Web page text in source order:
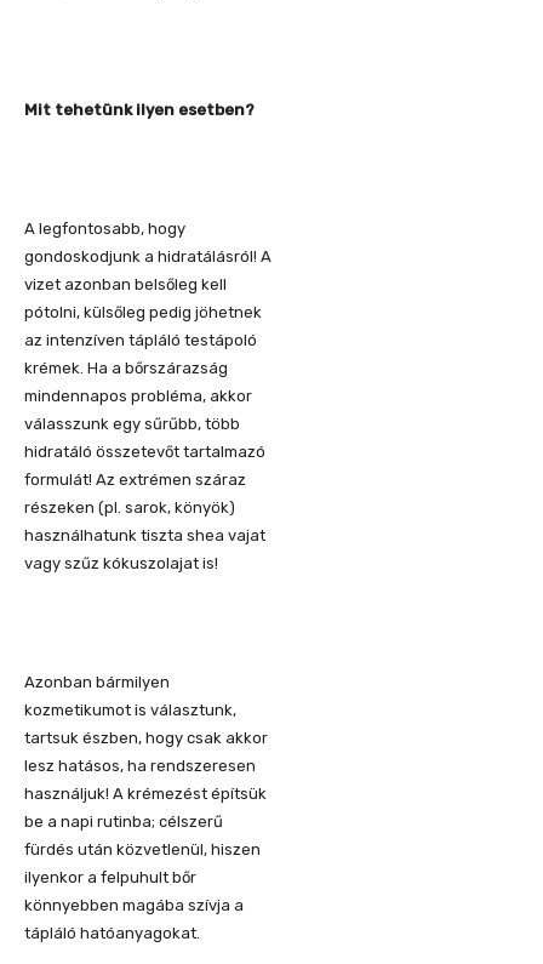
Mit tehetünk ilyen esetben?
A legfontosabb, hogy
gondoskodjunk a hidratálásról! A
vizet azonban belsőleg kell
pótolni, külsőleg pedig jöhetnek
az intenzíven tápláló testápoló
krémek. Ha a bőrszárazság
mindennapos probléma, akkor
válasszunk egy sűrűbb, több
hidratáló összetevőt tartalmazó
formulát! Az extrémen száraz
részeken (pl. sarok, könyök)
használhatunk tiszta shea vajat
vagy szűz kókuszolajat is!
Azonban bármilyen
kozmetikumot is választunk,
tartsuk észben, hogy csak akkor
lesz hatásos, ha rendszeresen
használjuk! A krémezést építsük
be a napi rutinba; célszerű
fürdés után közvetlenül, hiszen
ilyenkor a felpuhult bőr
könnyebben magába szívja a
tápláló hatóanyagokat.